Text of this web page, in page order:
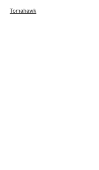
Tomahawk